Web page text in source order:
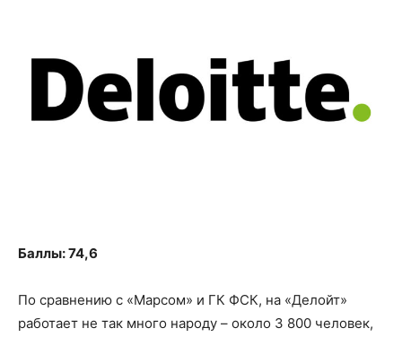
Баллы: 74,6
По сравнению с «Марсом» и ГК ФСК, на «Делойт»
работает не так много народу – около 3 800 человек,